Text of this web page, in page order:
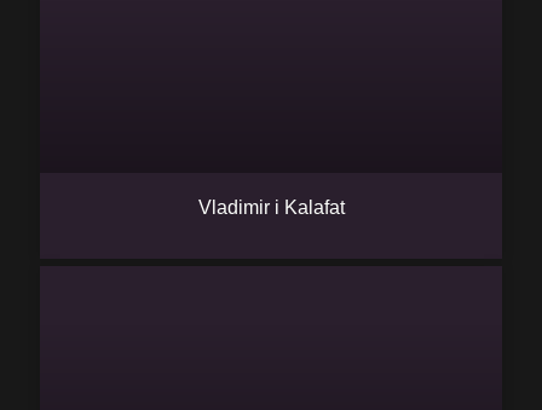
Vladimir i Kalafat